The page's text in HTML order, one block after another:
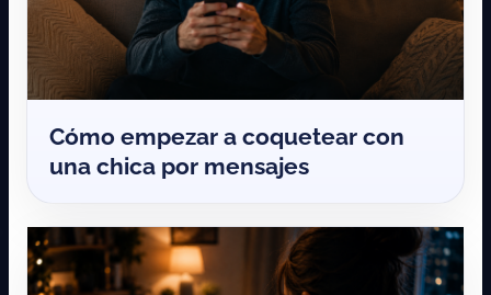
Cómo empezar a coquetear con
una chica por mensajes